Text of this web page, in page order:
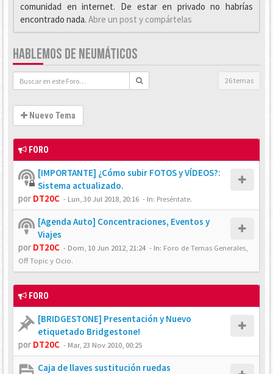
comunidad en internet. De estar en privado no habrías
encontrado nada. Abre un post y compártelas
HABLEMOS DE NEUMÁTICOS
26 temas
Nuevo Tema
FORO
[IMPORTANTE] ¿Cómo subir FOTOS y VÍDEOS?:
Sistema actualizado.
por DT20C - Lun, 30 Jul 2018, 20:16 - In: Preséntate.
[Agenda Auto] Concentraciones, Eventos y
Viajes
por DT20C - Dom, 10 Jun 2012, 21:24 - In: Foro de Temas Generales,
Off Topic y Ocio.
FORO
[BRIDGESTONE] Presentación y Nuevo
etiquetado Bridgestone!
por DT20C - Mar, 23 Nov 2010, 00:25
Caja de llaves sustitución ruedas